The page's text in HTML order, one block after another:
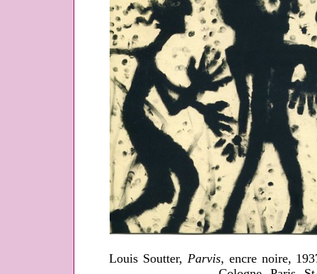
Louis Soutter, Parvis, encre noire,